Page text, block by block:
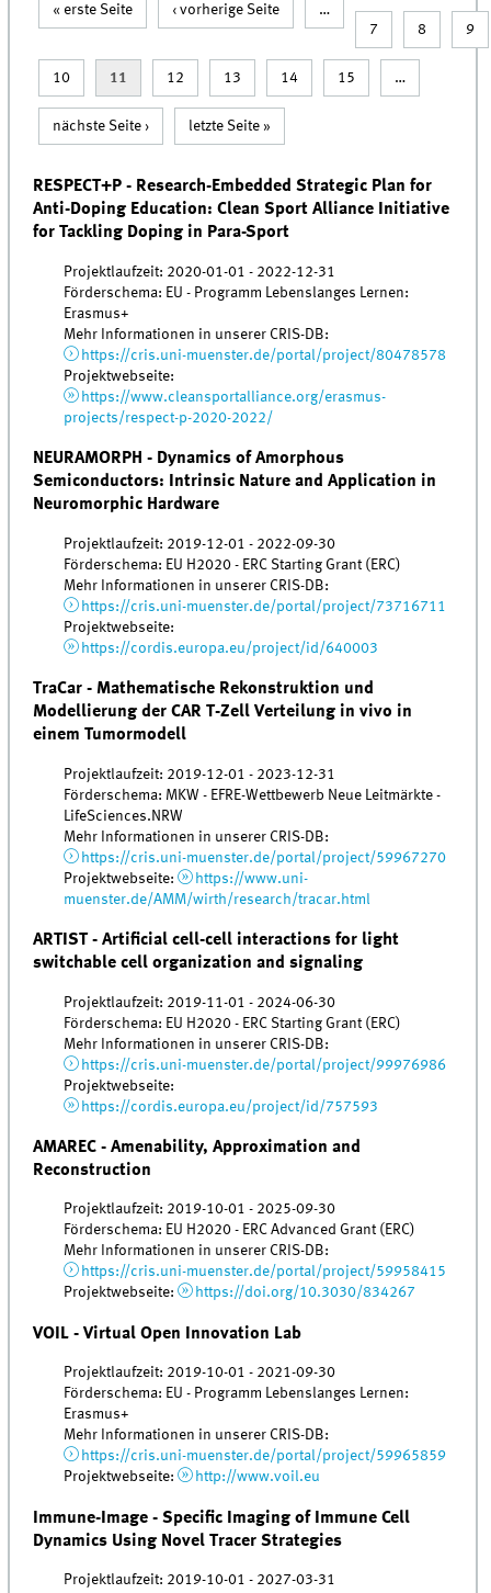
Seiten
« erste Seite ‹ vorherige Seite
…
7
8 9
10 11 12 13 14 15 …
nächste Seite › letzte Seite »
RESPECT+P - Research-Embedded Strategic Plan for
Anti-Doping Education: Clean Sport Alliance Initiative
for Tackling Doping in Para-Sport
Projektlaufzeit: 2020-01-01 - 2022-12-31
Förderschema: EU - Programm Lebenslanges Lernen:
Erasmus+
Mehr Informationen in unserer CRIS-DB:
https://cris.uni-muenster.de/portal/project/80478578
Projektwebseite:
https://www.cleansportalliance.org/erasmus-
projects/respect-p-2020-2022/
NEURAMORPH - Dynamics of Amorphous
Semiconductors: Intrinsic Nature and Application in
Neuromorphic Hardware
Projektlaufzeit: 2019-12-01 - 2022-09-30
Förderschema: EU H2020 - ERC Starting Grant (ERC)
Mehr Informationen in unserer CRIS-DB:
https://cris.uni-muenster.de/portal/project/73716711
Projektwebseite:
https://cordis.europa.eu/project/id/640003
TraCar - Mathematische Rekonstruktion und
Modellierung der CAR T-Zell Verteilung in vivo in
einem Tumormodell
Projektlaufzeit: 2019-12-01 - 2023-12-31
Förderschema: MKW - EFRE-Wettbewerb Neue Leitmärkte -
LifeSciences.NRW
Mehr Informationen in unserer CRIS-DB:
https://cris.uni-muenster.de/portal/project/59967270
Projektwebseite:
https://www.uni-
muenster.de/AMM/wirth/research/tracar.html
ARTIST - Artificial cell-cell interactions for light
switchable cell organization and signaling
Projektlaufzeit: 2019-11-01 - 2024-06-30
Förderschema: EU H2020 - ERC Starting Grant (ERC)
Mehr Informationen in unserer CRIS-DB:
https://cris.uni-muenster.de/portal/project/99976986
Projektwebseite:
https://cordis.europa.eu/project/id/757593
AMAREC - Amenability, Approximation and
Reconstruction
Projektlaufzeit: 2019-10-01 - 2025-09-30
Förderschema: EU H2020 - ERC Advanced Grant (ERC)
Mehr Informationen in unserer CRIS-DB:
https://cris.uni-muenster.de/portal/project/59958415
Projektwebseite:
https://doi.org/10.3030/834267
VOIL - Virtual Open Innovation Lab
Projektlaufzeit: 2019-10-01 - 2021-09-30
Förderschema: EU - Programm Lebenslanges Lernen:
Erasmus+
Mehr Informationen in unserer CRIS-DB:
https://cris.uni-muenster.de/portal/project/59965859
Projektwebseite:
http://www.voil.eu
Immune-Image - Specific Imaging of Immune Cell
Dynamics Using Novel Tracer Strategies
Projektlaufzeit: 2019-10-01 - 2027-03-31